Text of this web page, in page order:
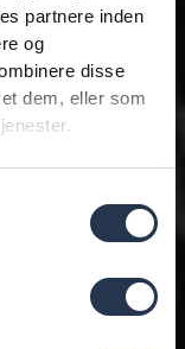
partnere inden
og
disse
dem, eller som